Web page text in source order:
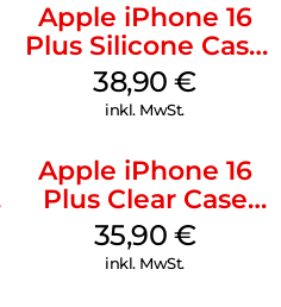
Apple iPhone 16
Plus Silicone Case
MagSafe Denim
38,90€
inkl. MwSt.
Apple iPhone 16
Plus Clear Case
MagSafe
Transparent
35,90 €
inkl. MwSt.